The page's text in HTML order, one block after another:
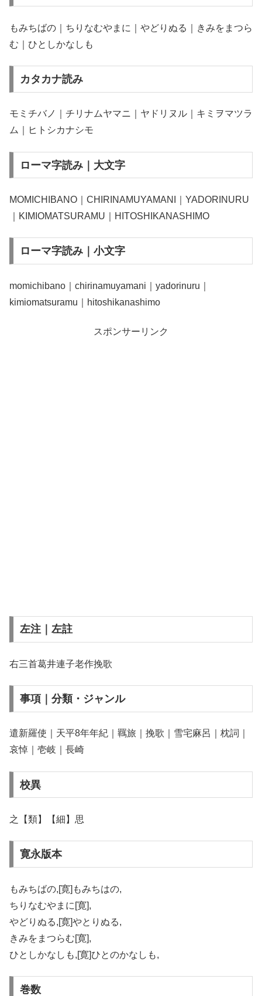
もみちばの｜ちりなむやまに｜やどりぬる｜きみをまつら
む｜ひとしかなしも
カタカナ読み
モミチバノ｜チリナムヤマニ｜ヤドリヌル｜キミヲマツラ
ム｜ヒトシカナシモ
ローマ字読み｜大文字
MOMICHIBANO｜CHIRINAMUYAMANI｜YADORINURU
｜KIMIOMATSURAMU｜HITOSHIKANASHIMO
ローマ字読み｜小文字
momichibano｜chirinamuyamani｜yadorinuru｜
kimiomatsuramu｜hitoshikanashimo
スポンサーリンク
左注｜左註
右三首葛井連子老作挽歌
事項｜分類・ジャンル
遣新羅使｜天平8年年紀｜羈旅｜挽歌｜雪宅麻呂｜枕詞｜
哀悼｜壱岐｜長崎
校異
之【類】【細】思
寛永版本
もみちばの,[寛]もみちはの,
ちりなむやまに[寛],
やどりぬる,[寛]やとりぬる,
きみをまつらむ[寛],
ひとしかなしも,[寛]ひとのかなしも,
巻数